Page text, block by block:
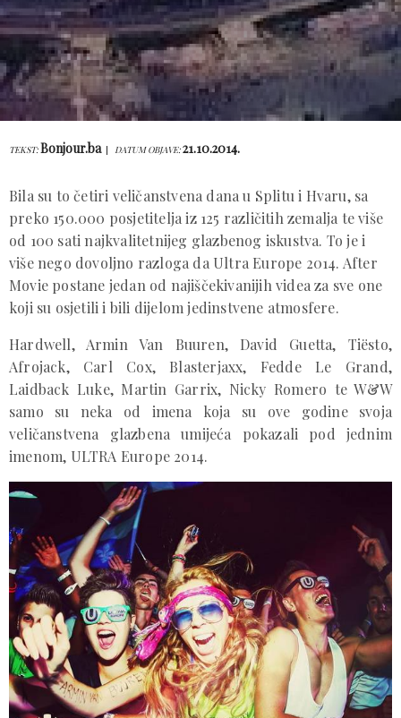
TEKST:Bonjour.ba DATUM OBJAVE:21.10.2014.
Bila su to četiri veličanstvena dana u Splitu i Hvaru, sa
preko 150.000 posjetitelja iz 125 različitih zemalja te više
od 100 sati najkvalitetnijeg glazbenog iskustva. To je i
više nego dovoljno razloga da Ultra Europe 2014. After
Movie postane jedan od najiščekivanijih videa za sve one
koji su osjetili i bili dijelom jedinstvene atmosfere.
Hardwell, Armin Van Buuren, David Guetta, Tiësto,
Afrojack, Carl Cox, Blasterjaxx, Fedde Le Grand,
Laidback Luke, Martin Garrix, Nicky Romero te W&W
samo su neka od imena koja su ove godine svoja
veličanstvena glazbena umijeća pokazali pod jednim
imenom, ULTRA Europe 2014.